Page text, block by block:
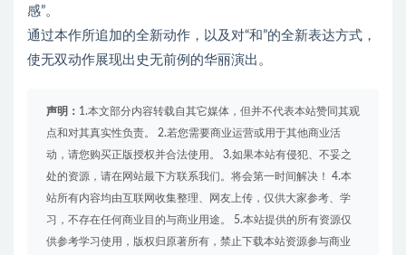
感”。
通过本作所追加的全新动作，以及对“和”的全新表达方式，
使无双动作展现出史无前例的华丽演出。
声明： 1.本文部分内容转载自其它媒体，但并不代表本站赞同其观
点和对其真实性负责。 2.若您需要商业运营或用于其他商业活
动，请您购买正版授权并合法使用。 3.如果本站有侵犯、不妥之
处的资源，请在网站最下方联系我们。将会第一时间解决！ 4.本
站所有内容均由互联网收集整理、网友上传，仅供大家参考、学
习，不存在任何商业目的与商业用途。 5.本站提供的所有资源仅
供参考学习使用，版权归原著所有，禁止下载本站资源参与商业